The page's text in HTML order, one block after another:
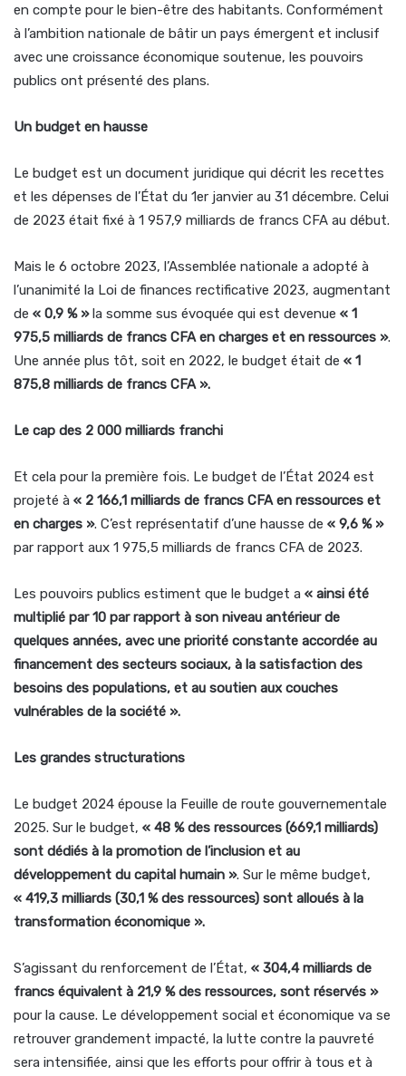
en compte pour le bien-être des habitants. Conformément
à l’ambition nationale de bâtir un pays émergent et inclusif
avec une croissance économique soutenue, les pouvoirs
publics ont présenté des plans.
Un budget en hausse
Le budget est un document juridique qui décrit les recettes
et les dépenses de l’État du 1er janvier au 31 décembre. Celui
de 2023 était fixé à 1 957,9 milliards de francs CFA au début.
Mais le 6 octobre 2023, l’Assemblée nationale a adopté à
l’unanimité la Loi de finances rectificative 2023, augmentant
de « 0,9 % »la somme sus évoquée qui est devenue « 1
975,5 milliards de francs CFA en charges et en ressources ».
Une année plus tôt, soit en 2022, le budget était de « 1
875,8 milliards de francs CFA ».
Le cap des 2 000 milliards franchi
Et cela pour la première fois. Le budget de l’État 2024 est
projeté à « 2 166,1 milliards de francs CFA en ressources et
en charges ». C’est représentatif d’une hausse de « 9,6 % »
par rapport aux 1 975,5 milliards de francs CFA de 2023.
Les pouvoirs publics estiment que le budget a « ainsi été
multiplié par 10 par rapport à son niveau antérieur de
quelques années, avec une priorité constante accordée au
financement des secteurs sociaux, à la satisfaction des
besoins des populations, et au soutien aux couches
vulnérables de la société ».
Les grandes structurations
Le budget 2024 épouse la Feuille de route gouvernementale
2025. Sur le budget, « 48 % des ressources (669,1 milliards)
sont dédiés à la promotion de l’inclusion et au
développement du capital humain ». Sur le même budget,
« 419,3 milliards (30,1 % des ressources) sont alloués à la
transformation économique ».
S’agissant du renforcement de l’État, « 304,4 milliards de
francs équivalent à 21,9 % des ressources, sont réservés »
pour la cause. Le développement social et économique va se
retrouver grandement impacté, la lutte contre la pauvreté
sera intensifiée, ainsi que les efforts pour offrir à tous et à